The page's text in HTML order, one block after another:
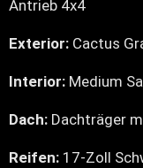
Antrieb 4x4
Exterior: Cactus
Interior: Medium
Dach: Dachträger
Reifen: 17-Zoll